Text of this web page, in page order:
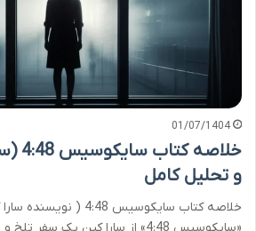
01/07/1404
و تحلیل کامل
خلاصه کتاب سایکوسیس 4:48